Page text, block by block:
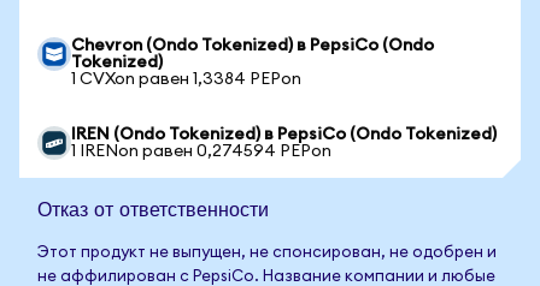
Chevron (Ondo Tokenized) в PepsiCo (Ondo
Tokenized)
1 CVXon равен 1,3384 PEPon
IREN (Ondo Tokenized) в PepsiCo (Ondo Tokenized)
1 IRENon равен 0,274594 PEPon
Отказ от ответственности
Этот продукт не выпущен, не спонсирован, не одобрен и
не аффилирован с PepsiCo. Название компании и любые